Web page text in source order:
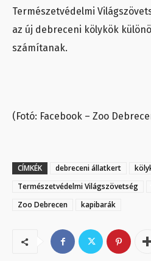
Természetvédelmi
az új debreceni kölykök
számítanak.
(Fotó: Facebook – Zoo
CÍMKÉK debreceni állatkert
Természetvédelmi Világszövetség
Zoo Debrecen
kapibarák